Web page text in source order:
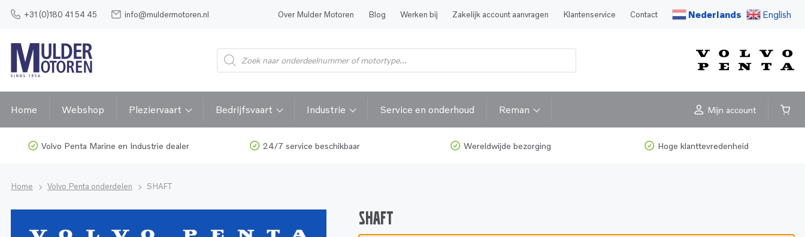
+31 (0)180 41 54 45 info@muldermotoren.nl Over Mulder Motoren Blog Werken bij Zakelijk account aanvragen Klantenservice Contact Nederlands English
Home Webshop Pleziervaart Bedrijfsvaart Industrie Service en onderhoud Reman Mijn account
Volvo Penta Marine en Industrie dealer 24/7 service beschikbaar Wereldwijde bezorging Hoge klanttevredenheid
Home Volvo Penta onderdelen SHAFT
SHAFT